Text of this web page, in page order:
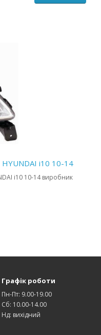
i10 10-14
i10 10-14 виробник
Графік роботи
Пн-Пт: 9.00-19.00
Сб: 10.00-14.00
Нд: вихідний